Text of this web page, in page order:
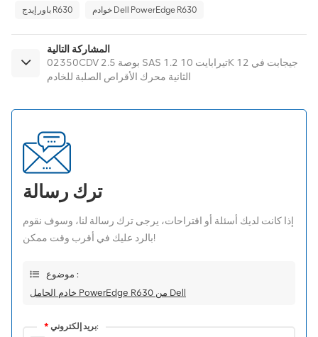
باور إيدج R630 خوادم Dell PowerEdge R630
المشاركة التالية
02350CDV 2.5 بوصة SAS 1.2 تيرابايت 10K 12 جيجابت في
الثانية محرك الأقراص الصلبة للخادم
ترك رسالة
إذا كانت لديك أسئلة أو اقتراحات، يرجى ترك رسالة لنا، وسوف نقوم
بالرد عليك في أقرب وقت ممكن!
موضوع :
خادم الحامل PowerEdge R630 من Dell
* بريد إلكتروني: